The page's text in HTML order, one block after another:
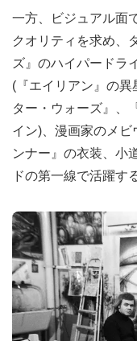
一方、ビジュアル面
クオリティを求め、
ズ』のハイパードラ
(『エイリアン』の異
ター・ウォーズ』、
イン)、漫画家のメ
ンナー』の衣装、小
ドの第一線で活躍す